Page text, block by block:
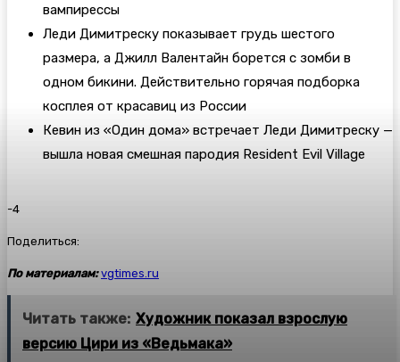
вампирессы
Леди Димитреску показывает грудь шестого
размера, а Джилл Валентайн борется с зомби в
одном бикини. Действительно горячая подборка
косплея от красавиц из России
Кевин из «Один дома» встречает Леди Димитреску —
вышла новая смешная пародия Resident Evil Village
-4
Поделиться:
По материалам: vgtimes.ru
Читать также: Художник показал взрослую
версию Цири из «Ведьмака»